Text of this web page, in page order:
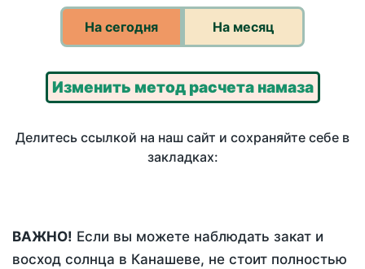
На сегодня На месяц
Изменить метод расчета намаза
Делитесь ссылкой на наш сайт и сохраняйте себе в
закладках:
ВАЖНО! Если вы можете наблюдать закат и
восход солнца в Канашеве, не стоит полностью